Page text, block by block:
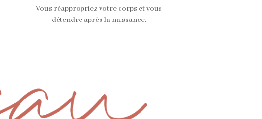
Vous réappropriez votre corps et vous
détendre après la naissance.